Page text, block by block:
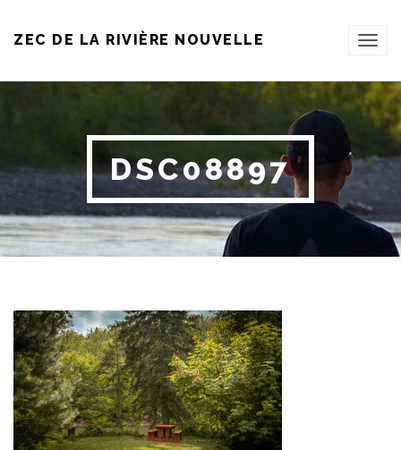
ZEC DE LA RIVIÈRE NOUVELLE
DSC08897